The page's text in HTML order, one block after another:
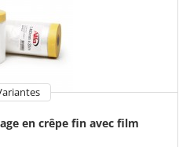
en crêpe fin avec film